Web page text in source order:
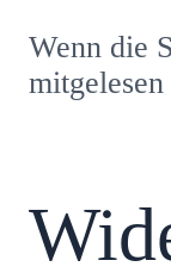
Wenn die